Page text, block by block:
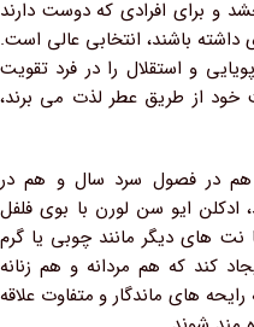
و برای افرادی که دوست دارند
باشند، انتخابی عالی است.
و استقلال را در فرد تقویت
از طریق عطر لذت می‌ برند،
هم در فصول سرد سال و هم در
ایو سن لورن با بوی فلفل
نت‌ های دیگر مانند چوبی یا گرم
کند که هم مردانه و هم زنانه
های ماندگار و متفاوت علاقه